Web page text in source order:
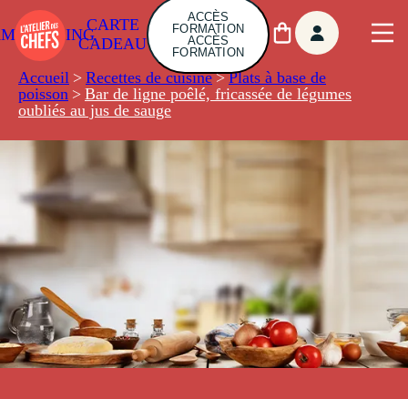
CARTE
CADEAU
ACCÈS
FORMATION
ACCÈS
FORMATION
Accueil > Recettes de cuisine > Plats à base de
poisson > Bar de ligne poêlé, fricassée de légumes
oubliés au jus de sauge